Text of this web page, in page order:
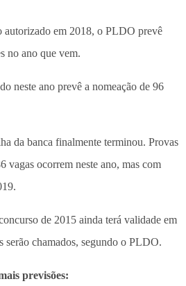
autorizado em 2018, o PLDO prevê
no ano que vem.
neste ano prevê a nomeação de 96
da banca finalmente terminou. Provas
vagas ocorrem neste ano, mas com
de 2015 ainda terá validade em
serão chamados, segundo o PLDO.
previsões: